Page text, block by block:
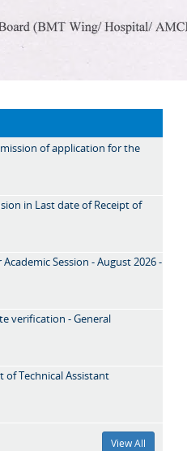
of application for the
in Last date of Receipt of
Session - August 2026 -
verification - General
of Technical Assistant
View All